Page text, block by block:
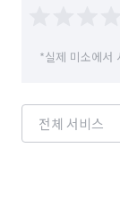
*실제 미소에서